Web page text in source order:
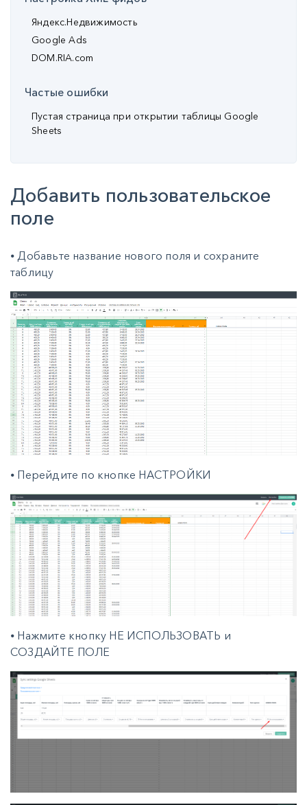
Яндекс.Недвижимость
Google Ads
DOM.RIA.com
Частые ошибки
Пустая страница при открытии таблицы Google
Sheets
Добавить пользовательское
поле
⦁ Добавьте название нового поля и сохраните
таблицу
⦁ Перейдите по кнопке НАСТРОЙКИ
⦁ Нажмите кнопку НЕ ИСПОЛЬЗОВАТЬ и
СОЗДАЙТЕ ПОЛЕ